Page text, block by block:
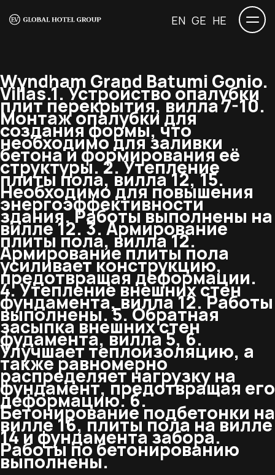
EN GE HE
Wyndham Grand Batumi Gonio.
Villas.1. Устройство опалубки
плит перекрытия, вилла 7-10.
Монтаж опалубки для
создания формы, что
необходимо для заливки
бетона и формирования её
структуры. 2. Утепление
плиты пола, вилла 12, 15.
Необходимо для повышения
энергоэффективности
здания. Работы выполнены на
вилле 12. 3. Армирование
плиты пола, вилла 12.
Армирование плиты пола
усиливает конструкцию,
предотвращая деформации.
4. Утепление внешних стен
фундамента, вилла 12. Работы
выполнены. 5. Обратная
засыпка внешних стен
фудамента, вилла 5, 6.
Улучшает теплоизоляцию, а
также равномерно
распределяет нагрузку на
фундамент, предотвращая его
деформацию. 6.
Бетонирование подбетонки на
вилле 16, плиты пола на вилле
14 и фундамента забора.
Работы по бетонированию
выполнены.